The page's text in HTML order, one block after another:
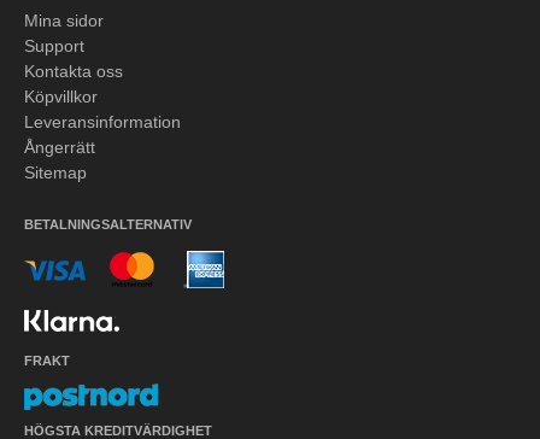
Mina sidor
Support
Kontakta oss
Köpvillkor
Leveransinformation
Ångerrätt
Sitemap
BETALNINGSALTERNATIV
FRAKT
HÖGSTA KREDITVÄRDIGHET